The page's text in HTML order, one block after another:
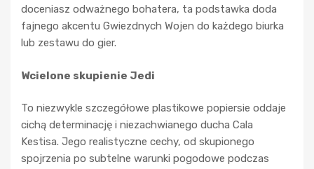
doceniasz odważnego bohatera, ta podstawka doda
fajnego akcentu Gwiezdnych Wojen do każdego biurka
lub zestawu do gier.
Wcielone skupienie Jedi
To niezwykle szczegółowe plastikowe popiersie oddaje
cichą determinację i niezachwianego ducha Cala
Kestisa. Jego realistyczne cechy, od skupionego
spojrzenia po subtelne warunki pogodowe podczas